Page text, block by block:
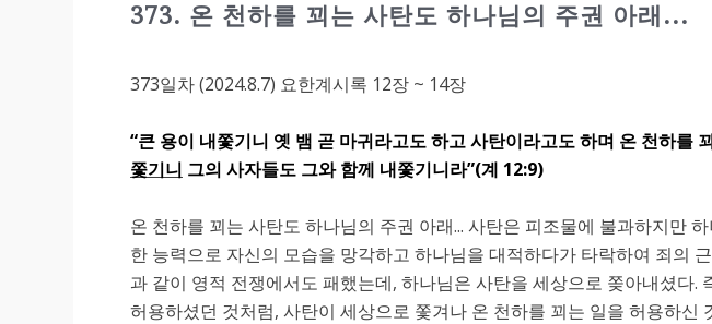
373. 온 천하를 꾀는 사탄도 하나님의 주권 아래...
373일차 (2024.8.7) 요한계시록 12장 ~ 14장
“큰 용이 내쫓기니 옛 뱀 곧 마귀라고도 하고 사탄이라고도 하며 온 천하를
쫓기니 그의 사자들도 그와 함께 내쫓기니라”(계 12:9)
온 천하를 꾀는 사탄도 하나님의 주권 아래... 사탄은 피조물에 불과하지만
한 능력으로 자신의 모습을 망각하고 하나님을 대적하다가 타락하여 죄의
과 같이 영적 전쟁에서도 패했는데, 하나님은 사탄을 세상으로 쫒아내셨다.
허용하셨던 것처럼, 사탄이 세상으로 쫓겨나 온 천하를 꾀는 일을 허용하신